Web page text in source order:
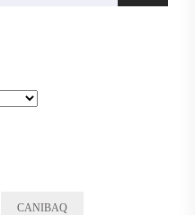
CANIBAQ